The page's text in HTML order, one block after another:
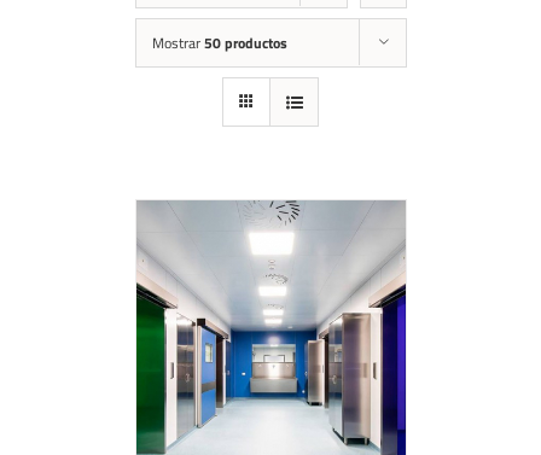
Mostrar50 productos